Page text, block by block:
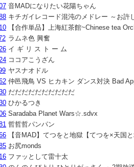
音MADになりたい花陽ちゃん
キチガイレコード混沌のメドレー ～お許
【合作単品】上海紅茶館~Chinese tea
ラムネ色 興奮
イ ギ リ ス ト ー ム
ココアこうざん
ヤスナオドル
仲邑飛鳥 VS ヒカキン ダンス対決 Bad
だだだだだだだだだだ
ひかるつき
Saradaba Planet Wars☆.sdvx
哲哲哲パンパン
【音MAD】てつをと地獄【てつを×天国
お尻monds
ファッとして雷十太